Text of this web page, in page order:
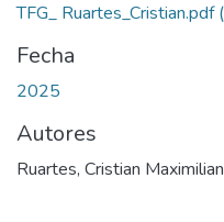
TFG_ Ruartes_Cristian.pdf
Fecha
2025
Autores
Ruartes, Cristian